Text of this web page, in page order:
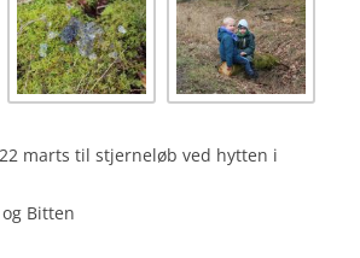
marts til stjerneløb ved hytten i
Bitten